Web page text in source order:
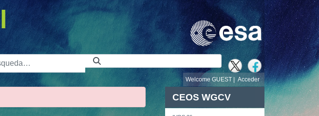
de búsqueda
Acceder
Welcome GUEST |
CEOS WGCV